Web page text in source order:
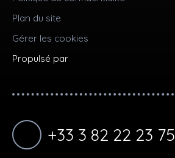
Plan du site
Gérer les cookies
Propulsé par
+33 3 82 22 23 75